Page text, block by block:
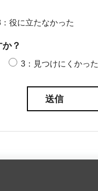
役に立たなかった
？
3：見つけにくかった